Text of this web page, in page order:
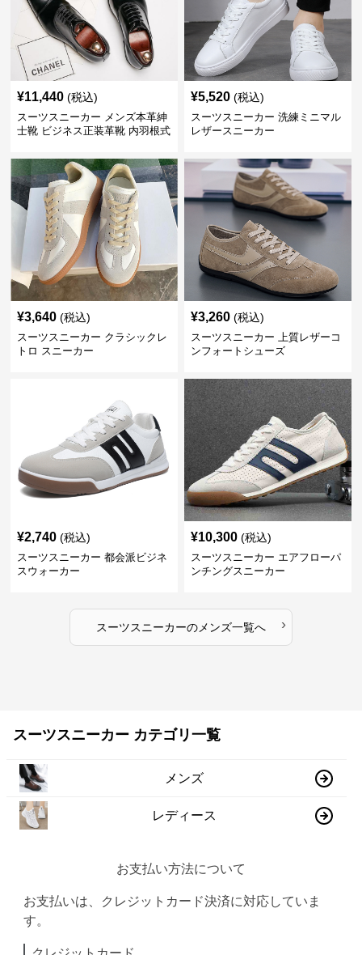
¥11,440 (税込)
スーツスニーカー メンズ本革紳
士靴 ビジネス正装革靴 内羽根式
¥5,520 (税込)
スーツスニーカー 洗練ミニマル
レザースニーカー
¥3,640 (税込)
スーツスニーカー クラシックレ
トロ スニーカー
¥3,260 (税込)
スーツスニーカー 上質レザーコ
ンフォートシューズ
¥2,740 (税込)
スーツスニーカー 都会派ビジネ
スウォーカー
¥10,300 (税込)
スーツスニーカー エアフローパ
ンチングスニーカー
スーツスニーカーのメンズ一覧へ ›
スーツスニーカー カテゴリ一覧
メンズ
レディース
お支払い方法について
お支払いは、クレジットカード決済に対応していま
す。